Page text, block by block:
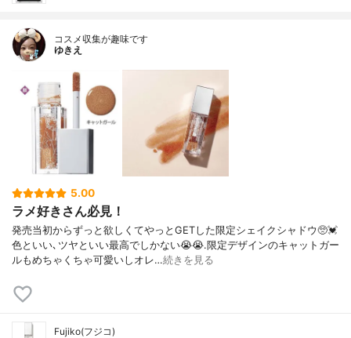
コスメ収集が趣味です
ゆきえ
5.00
ラメ好きさん必見！
発売当初からずっと欲しくてやっとGETした限定シェイクシャドウ🥺💓
色といい､ツヤといい最高でしかない😭😭.限定デザインのキャットガー
ルもめちゃくちゃ可愛いしオレ…続きを見る
Fujiko(フジコ)